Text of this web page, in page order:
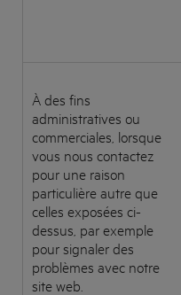
À des fins
administratives ou
commerciales, lorsque
vous nous contactez
pour une raison
particulière autre que
celles exposées ci-
dessus, par exemple
pour signaler des
problèmes avec notre
site web.